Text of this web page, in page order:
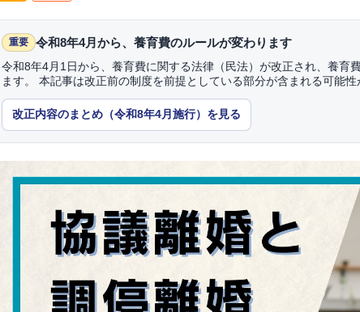
重要 令和8年4月から、養育費のルールが変わります
令和8年4月1日から、養育費に関する法律（民法）が改正され、養育
ます。 本記事は改正前の制度を前提としている部分が含まれる可能性
改正内容のまとめ（令和8年4月施行）を見る